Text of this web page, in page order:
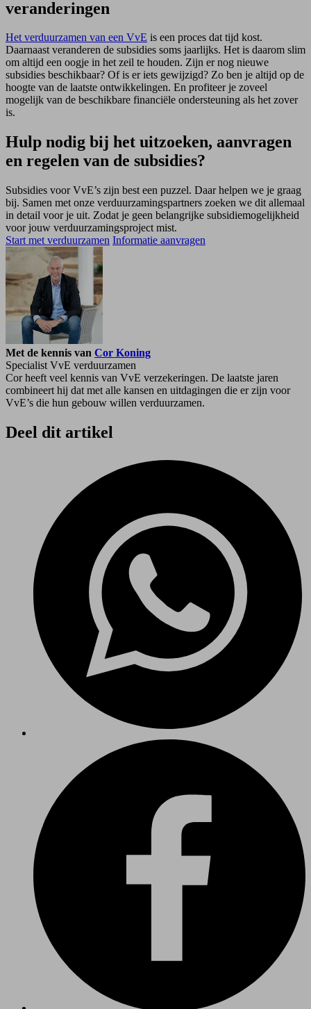
veranderingen
Het verduurzamen van een VvE is een proces dat tijd kost.
Daarnaast veranderen de subsidies soms jaarlijks. Het is daarom slim
om altijd een oogje in het zeil te houden. Zijn er nog nieuwe
subsidies beschikbaar? Of is er iets gewijzigd? Zo ben je altijd op de
hoogte van de laatste ontwikkelingen. En profiteer je zoveel
mogelijk van de beschikbare financiële ondersteuning als het zover
is.
Hulp nodig bij het uitzoeken, aanvragen
en regelen van de subsidies?
Subsidies voor VvE’s zijn best een puzzel. Daar helpen we je graag
bij. Samen met onze verduur­zamings­partners zoeken we dit allemaal
in detail voor je uit. Zodat je geen belangrijke subsidie­mogelijkheid
voor jouw verduur­zamings­project mist.
Start met verduurzamen Informatie aanvragen
Met de kennis van Cor Koning
Specialist VvE verduurzamen
Cor heeft veel kennis van VvE verzekeringen. De laatste jaren
combineert hij dat met alle kansen en uitdagingen die er zijn voor
VvE’s die hun gebouw willen verduurzamen.
Deel dit artikel